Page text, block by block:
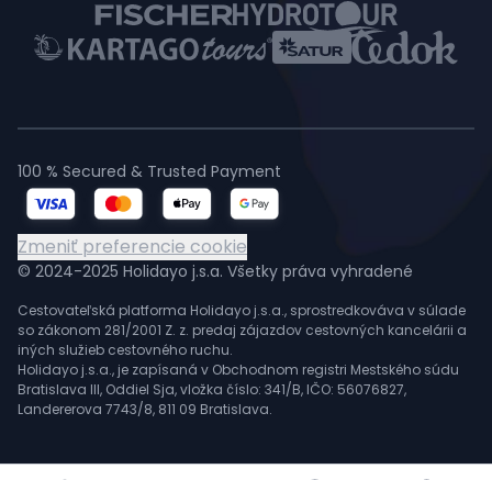
© 2024-2025 Holidayo j.s.a. Všetky práva vyhradené
Cestovateľská platforma Holidayo j.s.a., sprostredkováva v súlade
so zákonom 281/2001 Z. z. predaj zájazdov cestovných kancelárii a
iných služieb cestovného ruchu.
Holidayo j.s.a., je zapísaná v Obchodnom registri Mestského súdu
Bratislava III, Oddiel Sja, vložka číslo: 341/B, IČO: 56076827,
Landererova 7743/8, 811 09 Bratislava.
100 % Secured & Trusted Payment
Zmeniť preferencie cookie